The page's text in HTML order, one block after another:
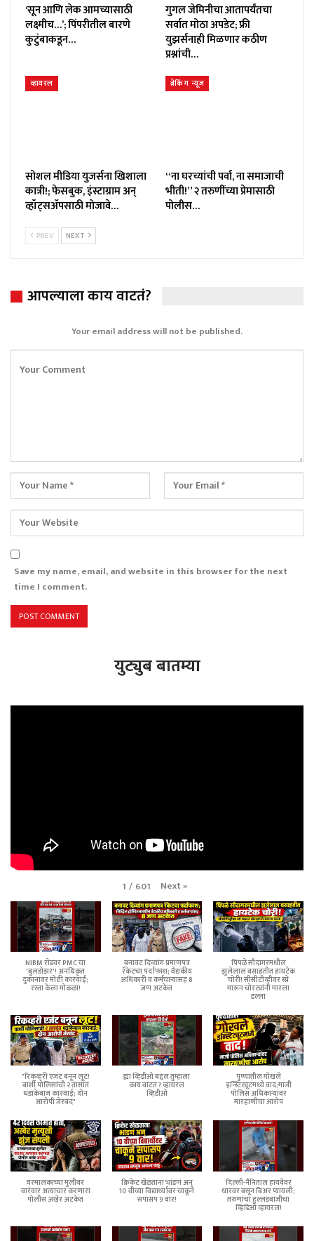
‘सून आणि लेक आमच्यासाठी
लक्ष्मीच…’; पिंपरीतील बारणे
कुटुंबाकडून…
गुगल जेमिनीचा आतापर्यंतचा
सर्वात मोठा अपडेट; फ्री
युझर्सनाही मिळणार कठीण
प्रश्नांची…
व्हायरल
सोशल मीडिया युजर्सना खिशाला
कात्री!; फेसबुक, इंस्टाग्राम अन्
व्हॉट्सॲपसाठी मोजावे…
ब्रेकिंग न्यूज
“ना घरच्यांची पर्वा, ना समाजाची
भीती!” २ तरुणींच्या प्रेमासाठी
पोलीस…
PREV NEXT
आपल्याला काय वाटतं?
Your email address will not be published.
Save my name, email, and website in this browser for the next
time I comment.
युट्युब बातम्या
1 / 601 Next»
NIBM रोडवर PMC चा
'बुलडोझर'! अनधिकृत
दुकानांवर मोठी कारवाई;
रस्ता केला मोकळा!
बनावट दिव्यांग प्रमाणपत्र
रॅकेटचा पर्दाफाश; वैद्यकीय
अधिकारी व कर्मचाऱ्यांसह 8
जण अटकेत
पिंपळे सौदागरमधील
झुलेलाल वसाहतीत हायटेक
चोरी! सीसीटीव्हीवर स्प्रे
मारून चोरट्यांनी मारला
डल्ला
"रिकव्हरी एजंट बनून लूट!
बार्शी पोलिसांची २ तासांत
धडाकेबाज कारवाई; दोन
आरोपी जेरबंद"
ह्या व्हिडीओ बद्दल तुम्हाला
काय वाटत ? व्हायरल
व्हिडीओ
पुण्यातील गोखले
इन्स्टिट्यूटमध्ये वाद;माजी
पोलिस अधिकाऱ्यांवर
मारहाणीचा आरोप
घरमालकाच्या मुलीवर
वारंवार अत्याचार करणारा
पोलीस अखेर अटकेत
क्रिकेट खेळताना भांडणं अन्
10 वीच्या विद्यार्थ्यावर चाकूने
सपासप 9 वार!
दिल्ली-नैनिताल हायवेवर
थारवर बसून बिअर प्यायली;
तरुणांचा हुल्लडबाजीचा
व्हिडिओ व्हायरल!